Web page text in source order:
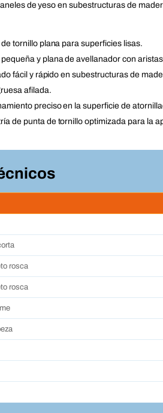
de yeso en subestructuras de
tornillo plana para superficies lisas.
y plana de avellanador con
fácil y rápido en subestructuras de
afilada.
preciso en la superficie de
de punta de tornillo optimizada para la
rosca
rosca